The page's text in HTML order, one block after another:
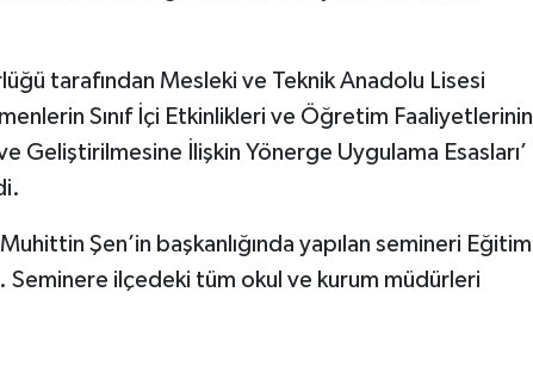
tarafından Mesleki ve Teknik Anadolu Lisesi
Sınıf İçi Etkinlikleri ve Öğretim Faaliyetlerinin
Geliştirilmesine İlişkin Yönerge Uygulama Esasları’
Şen’in başkanlığında yapılan semineri Eğitim
ilçedeki tüm okul ve kurum müdürleri